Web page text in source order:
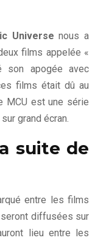
Universe nous a
films appelée «
apogée avec
films était dû au
MCU est une série
grand écran.
suite de
entre les films
diffusées sur
lieu entre les